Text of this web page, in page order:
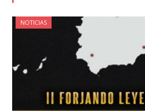
NOTICIAS